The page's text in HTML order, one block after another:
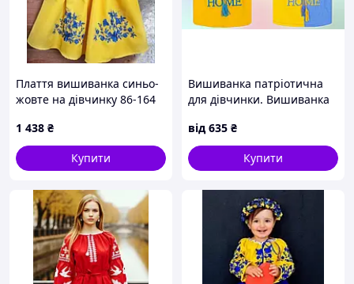
Плаття вишиванка синьо-
жовте на дівчинку 86-164
1 438 ₴
Купити
Вишиванка патріотична
для дівчинки. Вишиванка
дівчинки. Вишиванка з
коротким рукавом для
дівчинки.
від 635 ₴
Купити